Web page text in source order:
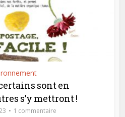
sont en
s’y mettront !
1 commentaire